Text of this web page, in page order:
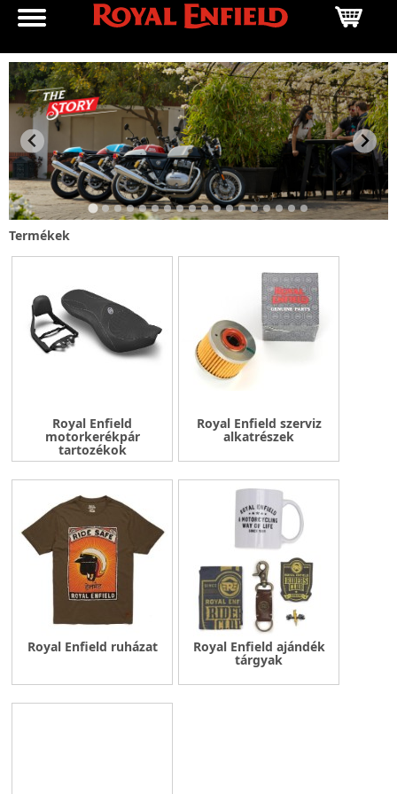
Termékek
Royal Enfield
motorkerékpár
tartozékok
Royal Enfield szerviz
alkatrészek
Royal Enfield ruházat Royal Enfield ajándék
tárgyak